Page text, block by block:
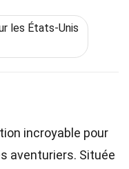
les États-Unis
incroyable pour
aventuriers. Située